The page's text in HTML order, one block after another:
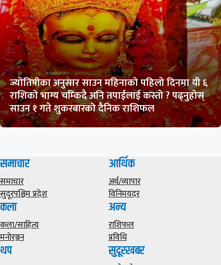
ज्योतिषीका अनुसार साउन महिनाको पहिलो दिनमा यी ६
राशिको भाग्य चम्किदै अनि तपाईलाई कस्तो ? पढ्नुहोस्
साउन १ गते शुकरबारको दैनिक राशिफल
समाचार
समाचार
सुदूरपश्चिम प्रदेश
आर्थिक
अर्थ/व्यापार
विनिमयदर
कला
कला/साहित्य
मनोरञ्जन
अन्य
राशिफल
प्रविधि
थप सुदूरखबर